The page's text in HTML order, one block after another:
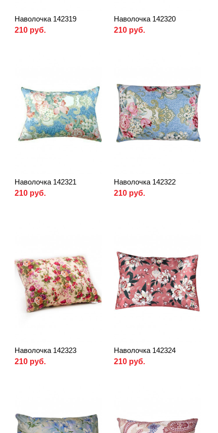
Наволочка 142319
210 руб.
Наволочка 142320
210 руб.
Наволочка 142321
210 руб.
Наволочка 142322
210 руб.
Наволочка 142323
210 руб.
Наволочка 142324
210 руб.